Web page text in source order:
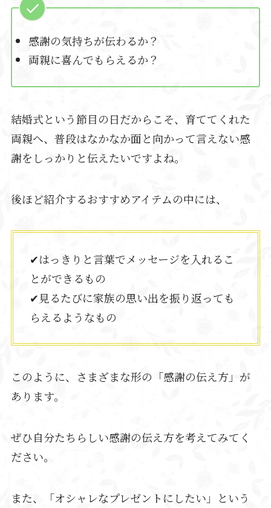
感謝の気持ちが伝わるか？
両親に喜んでもらえるか？
結婚式という節目の日だからこそ、育ててくれた
両親へ、普段はなかなか面と向かって言えない感
謝をしっかりと伝えたいですよね。
後ほど紹介するおすすめアイテムの中には、
✔はっきりと言葉でメッセージを入れるこ
とができるもの
✔見るたびに家族の思い出を振り返っても
らえるようなもの
このように、さまざまな形の「感謝の伝え方」が
あります。
ぜひ自分たちらしい感謝の伝え方を考えてみてく
ださい。
また、「オシャレなプレゼントにしたい」という